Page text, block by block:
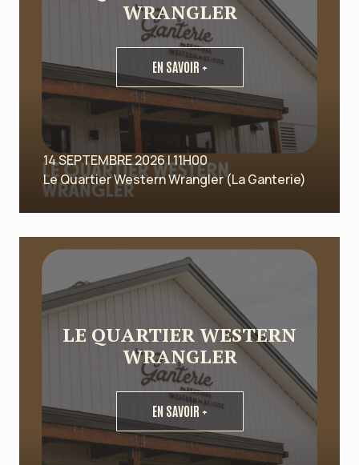
WRANGLER
EN SAVOIR +
14 SEPTEMBRE 2026 | 11H00
Le Quartier Western Wrangler (La Ganterie)
LE QUARTIER WESTERN
WRANGLER
EN SAVOIR +